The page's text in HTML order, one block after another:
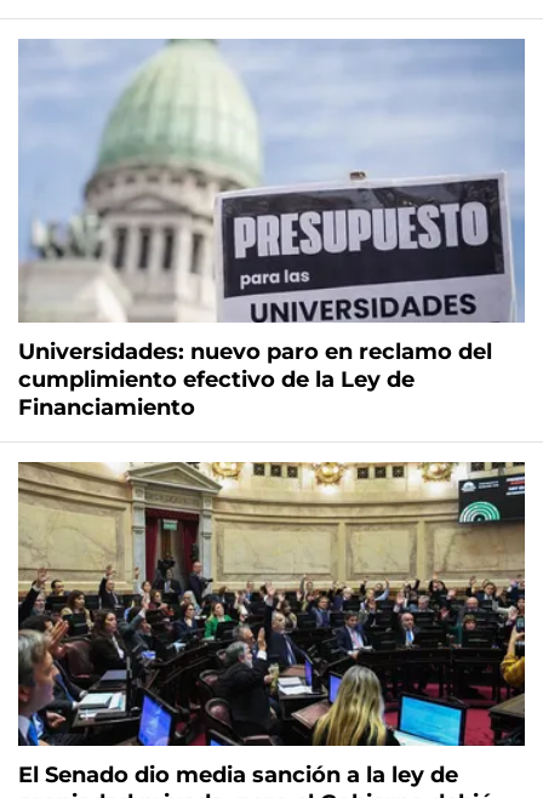
Universidades: nuevo paro en reclamo del
cumplimiento efectivo de la Ley de
Financiamiento
El Senado dio media sanción a la ley de